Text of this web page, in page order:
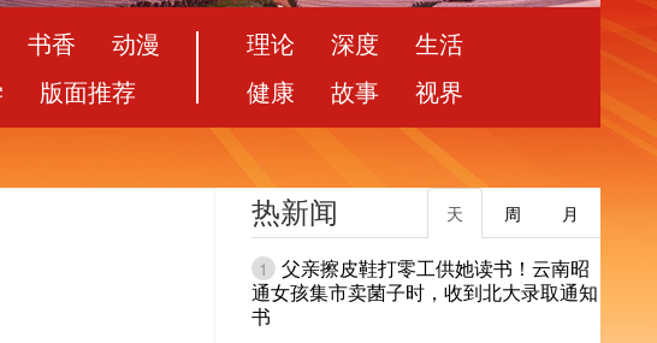
书香
动漫
版面推荐
理论 深度
生活
健康
故事 视界
热新闻 月
周
天
1
父亲擦皮鞋打零工供她读书！云南昭
通女孩集市卖菌子时，收到北大录取通知
书